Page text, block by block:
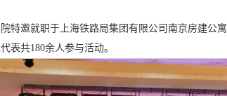
特邀就职于上海铁路局集团有限公司南京房建
表共180余人参与活动。